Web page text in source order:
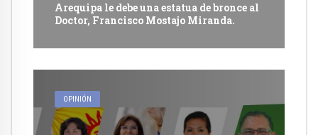
Arequipa le debe una estatua de bronce al
Doctor, Francisco Mostajo Miranda.
OPINIÓN